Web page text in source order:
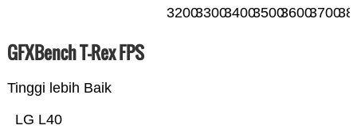
320033003400350036003700
GFXBench T-Rex FPS
Tinggi lebih Baik
LG L40